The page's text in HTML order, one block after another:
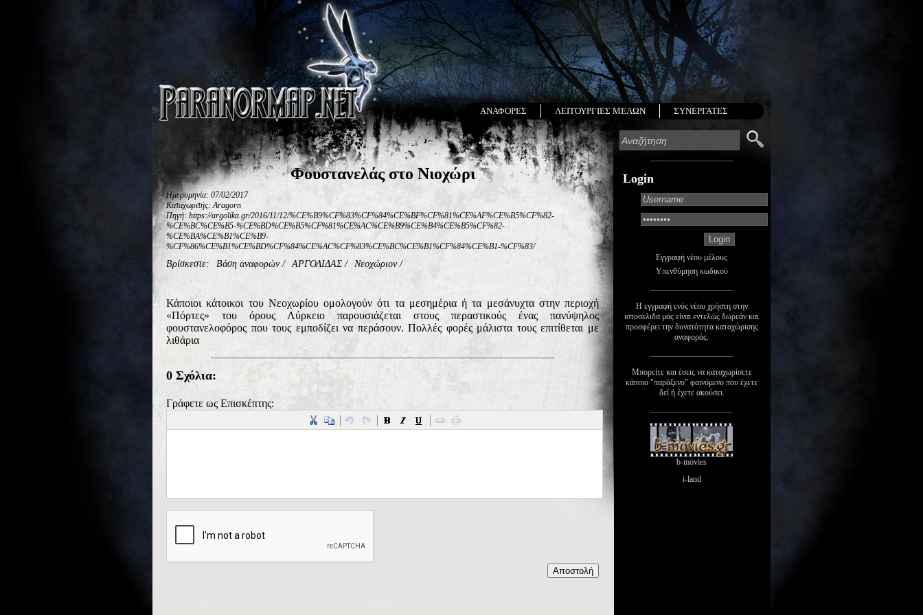
ΑΝΑΦΟΡΕΣ ΛΕΙΤΟΥΡΓΙΕΣ ΜΕΛΩΝ ΣΥΝΕΡΓΑΤΕΣ
Φουστανελάς στο Νιοχώρι
Ημερομηνία: 07/02/2017
Καταχωριτής: Aragorn
Πηγή: https://argolika.gr/2016/11/12/%CE%B9%CF%83%CF%84%CE%BF%CF%81%CE%AF%CE%B5%CF%82-
%CE%BC%CE%B5-%CE%BD%CE%B5%CF%81%CE%AC%CE%B9%CE%B4%CE%B5%CF%82-
%CE%BA%CE%B1%CE%B9-
%CF%86%CE%B1%CE%BD%CF%84%CE%AC%CF%83%CE%BC%CE%B1%CF%84%CE%B1-%CF%83/
Βρίσκεστε: Βάση αναφορών/ ΑΡΓΟΛΙΔΑΣ / Νεοχώριον/
Κάποιοι κάτοικοι του Νεοχωρίου ομολογούν ότι τα μεσημέρια ή τα μεσάνυχτα στην περιοχή
«Πόρτες» του όρους Λύρκειο παρουσιάζεται στους περαστικούς ένας πανύψηλος
φουστανελοφόρος που τους εμποδίζει να περάσουν. Πολλές φορές μάλιστα τους επιτίθεται με
λιθάρια
0 Σχόλια:
Γράφετε ως Επισκέπτης:
Login
Εγγραφή νέου μέλους
Υπενθύμηση κωδικού
Η εγγραφή ενός νέου χρήστη στην
ιστοσελιδα μας είναι εντελώς δωρεάν και
προσφέρει την δυνατότητα καταχώρισης
αναφοράς.
Μπορείτε και έσεις να καταχωρίσετε
κάποιο "παράξενο" φαινόμενο που έχετε
δεί ή έχετε ακούσει.
b-movies
i-land